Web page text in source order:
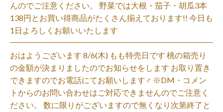
んのでご注意ください。 野菜では大根・茄子・胡瓜3本
138円とお買い得商品がたくさん揃えております!! 今日も
1日よろしくお願いいたします
おはようございます 8/6(木) もも特売日です 桃の箱売り
の金額が決まりましたのでお知らせをします お取り置き
できますのでお電話にてお願いします‍♂️ ※DM・コメン
トからのお問い合わせはご対応できませんのでご注意く
ださい。 数に限りがございますので無くなり次第終了と